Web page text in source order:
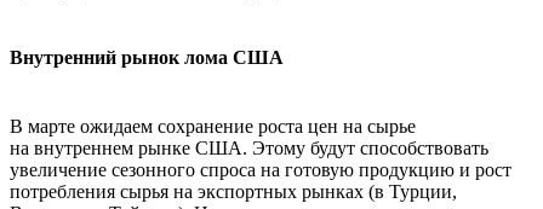
Внутренний рынок лома США
В марте ожидаем сохранение роста цен на сырье
на внутреннем рынке США. Этому будут способствовать
увеличение сезонного спроса на готовую продукцию и рост
потребления сырья на экспортных рынках (в Турции,